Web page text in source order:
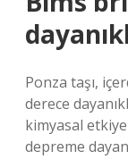
Ponza taşı,
derece
kimyasal etkiye
depreme